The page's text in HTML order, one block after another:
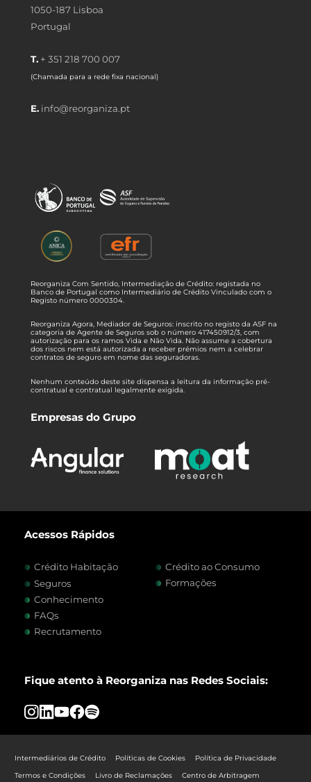
1050-187 Lisboa
Portugal
T. + 351 218 700 007
(Chamada para a rede fixa nacional)
E. info@reorganiza.pt
Reorganiza Com Sentido, Intermediação de Crédito: registada no
Banco de Portugal como Intermediário de Crédito Vinculado com o
Registo número 0000304.
Reorganiza Agora, Mediador de Seguros: inscrito no registo da ASF na
categoria de Agente de Seguros sob o número 417450912/3, com
autorização para os ramos Vida e Não Vida. Não assume a cobertura
dos riscos nem está autorizada a receber prémios nem a celebrar
contratos de seguro em nome das seguradoras.
Nenhum conteúdo deste site dispensa a leitura da informação pré-
contratual e contratual legalmente exigida.
Empresas do Grupo
Acessos Rápidos
Crédito Habitação
Crédito ao Consumo
Seguros
Formações
Conhecimento
FAQs
Recrutamento
Fique atento à Reorganiza nas Redes Sociais:
Intermediários de Crédito Políticas de Cookies
Política de Privacidade
Termos e Condições
Livro de Reclamações Centro de Arbitragem